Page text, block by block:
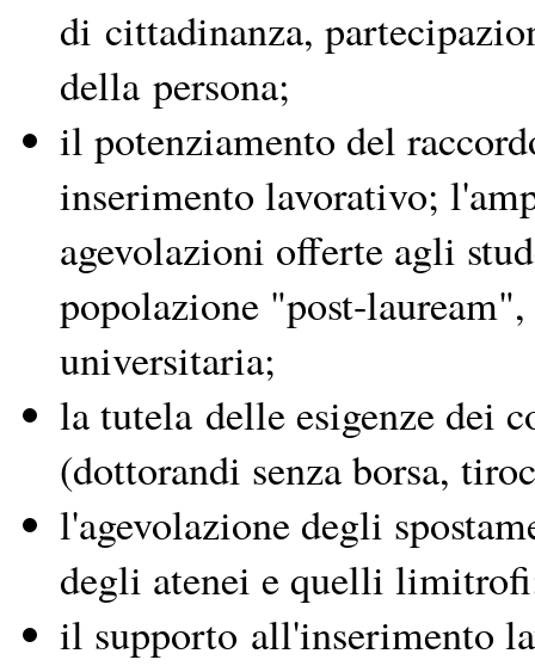
di cittadinanza,
della persona;
il potenziamento del
inserimento lavorativo;
agevolazioni offerte agli
popolazione "post-
universitaria;
la tutela delle esigenze dei
(dottorandi senza borsa,
l'agevolazione degli
degli atenei e quelli
il supporto all'inserimento